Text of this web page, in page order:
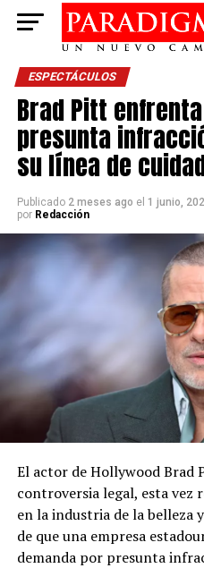
ESPECTÁCULOS
Brad Pitt
presunta
su línea de
Publicado 2 meses ago el 1 junio,
por Redacción
El actor de Hollywood Brad
controversia legal, esta vez
en la industria de la belleza
de que una empresa
demanda por presunta